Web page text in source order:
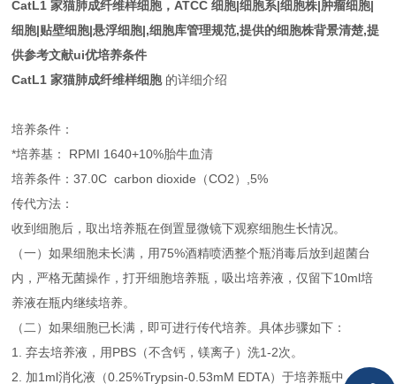
CatL1 家猫肺成纤维样细胞，ATCC 细胞|细胞系|细胞株|肿瘤细胞|
细胞|贴壁细胞|悬浮细胞|,细胞库管理规范,提供的细胞株背景清楚,提
供参考文献ui优培养条件
CatL1 家猫肺成纤维样细胞的详细介绍
培养条件：
*培养基： RPMI 1640+10%胎牛血清
培养条件：37.0C carbon dioxide（CO2）,5%
传代方法：
收到细胞后，取出培养瓶在倒置显微镜下观察细胞生长情况。
（一）如果细胞未长满，用75%酒精喷洒整个瓶消毒后放到超菌台
内，严格无菌操作，打开细胞培养瓶，吸出培养液，仅留下10ml培
养液在瓶内继续培养。
（二）如果细胞已长满，即可进行传代培养。具体步骤如下：
1. 弃去培养液，用PBS（不含钙，镁离子）洗1-2次。
2. 加1ml消化液（0.25%Trypsin-0.53mM EDTA）于培养瓶中，倒转